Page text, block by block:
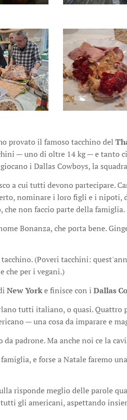
provato il famoso tacchino del
— uno di oltre 14 kg — e tanto
i Dallas Cowboys, la
a cui tutti devono partecipare.
nominare i loro figli e i nipoti,
non faccio parte della famiglia.
Bonanza, che porta bene.
(Poveri tacchini:
che per i vegani.)
New Yorke finisce con i Dallas
tutti italiano, o quasi.
— una cosa da imparare e
padrone. Ma anche noi ce la
e forse a Natale faremo
risponde meglio delle parole
gli americani, aspettando